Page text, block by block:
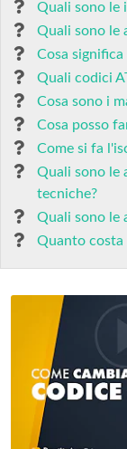
Quali sono le
Quali sono le
Cosa
Quali codici
Cosa sono i
Cosa posso
Come si fa
Quali sono le
tecniche?
Quali sono le
Quanto costa